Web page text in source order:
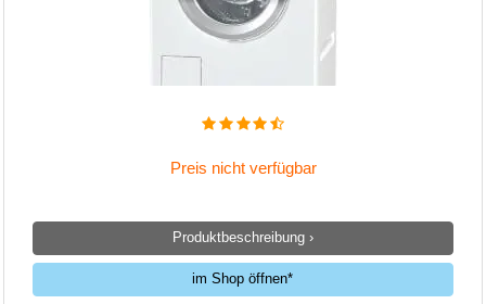
Preis nicht verfügbar
Produktbeschreibung ›
im Shop öffnen*